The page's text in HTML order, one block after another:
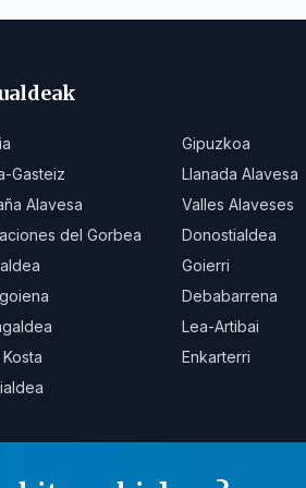
Gipuzkoa
Gasteiz
Llanada Alavesa
Alavesa
Valles Alaveses
del Gorbea
Donostialdea
Goierri
Debabarrena
Lea-Artibai
Enkarterri